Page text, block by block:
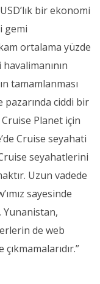
bir ekonomi
gemi
ortalama yüzde
tamamlanması
pazarında ciddi bir
Planet için
Cruise seyahati
seyahatlerini
Uzun vadede
sayesinde
de web